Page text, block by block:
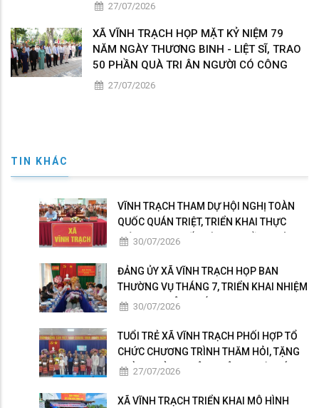
27/07/2026
XÃ VĨNH TRẠCH HỌP MẶT KỶ NIỆM 79
NĂM NGÀY THƯƠNG BINH - LIỆT SĨ, TRAO
50 PHẦN QUÀ TRI ÂN NGƯỜI CÓ CÔNG
27/07/2026
TIN KHÁC
VĨNH TRẠCH THAM DỰ HỘI NGHỊ TOÀN
QUỐC QUÁN TRIỆT, TRIỂN KHAI THỰC
HIỆN NGHỊ QUYẾT HỘI NGHỊ LẦN THỨ BA
KHÓA XIV
30/07/2026
ĐẢNG ỦY XÃ VĨNH TRẠCH HỌP BAN
THƯỜNG VỤ THÁNG 7, TRIỂN KHAI NHIỆM
VỤ TRỌNG TÂM THÁNG 8
30/07/2026
TUỔI TRẺ XÃ VĨNH TRẠCH PHỐI HỢP TỔ
CHỨC CHƯƠNG TRÌNH THĂM HỎI, TẶNG
QUÀ GIA ĐÌNH THÂN NHÂN NGƯỜI CÓ
27/07/2026
XÃ VĨNH TRẠCH TRIỂN KHAI MÔ HÌNH